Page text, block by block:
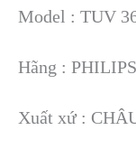
Model : TUV
Hãng : PHILIPS
Xuất xứ :